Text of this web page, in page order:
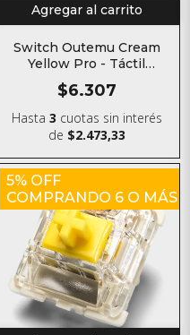
Agregar al carrito
Switch Outemu Cream
Yellow Pro - Táctil
temprano Silent
$6.307
Hasta 3 cuotas sin interés
de $2.473,33
5% OFF
COMPRANDO 6 O MÁS